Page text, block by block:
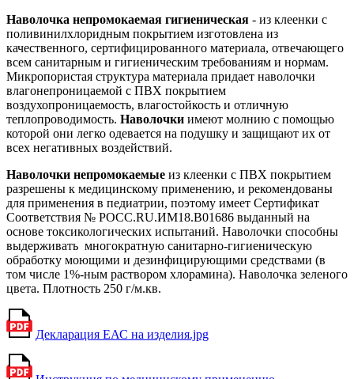
Наволочка непромокаемая гигиеническая - из клеенки с
поливинилхлоридным покрытием изготовлена из
качественного, сертифицированного материала, отвечающего
всем санитарным и гигиеническим требованиям и нормам.
Микропористая структура материала придает наволочки
влагонепроницаемой с ПВХ покрытием
воздухопроницаемость, влагостойкость и отличную
теплопроводимость. Наволочки имеют молнию с помощью
которой они легко одевается на подушку и защищают их от
всех негативных воздействий.
Наволочки непромокаемые из клеенки с ПВХ покрытием
разрешены к медицинскому применению, и рекомендованы
для применения в педиатрии, поэтому имеет Сертификат
Соответствия № РОСС.RU.ИМ18.В01686 выданный на
основе токсикологических испытаний. Наволочки способны
выдерживать многократную санитарно-гигиеническую
обработку моющими и дезинфицирующими средствами (в
том числе 1%-ным раствором хлорамина). Наволочка зеленого
цвета. Плотность 250 г/м.кв.
Декларация ЕАС на изделия.jpg